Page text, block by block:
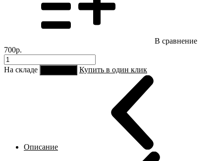
В сравнение
700р.
На складе Купить в один клик
Описание